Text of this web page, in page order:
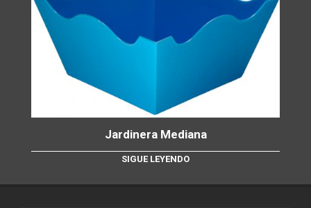
Jardinera Mediana
SIGUE LEYENDO